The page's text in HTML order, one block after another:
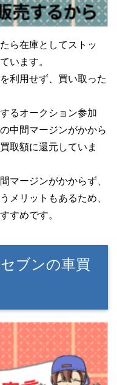
ら在庫としてストッ
います。
利用せず、買い取った
るオークション参加
中間マージンがかから
取額に還元していま
マージンがかからず、
メリットもあるため、
すめです。
ブンの車買